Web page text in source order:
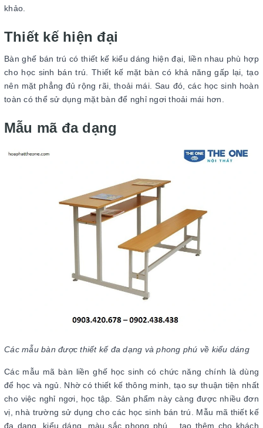
khảo.
Thiết kế hiện đại
Bàn ghế bán trú có thiết kế kiểu dáng hiện đại, liền nhau phù hợp
cho học sinh bán trú. Thiết kế mặt bàn có khả năng gấp lại, tạo
nên mặt phẳng đủ rộng rãi, thoải mái. Sau đó, các học sinh hoàn
toàn có thể sử dụng mặt bàn để nghỉ ngơi thoải mái hơn.
Mẫu mã đa dạng
Các mẫu bàn được thiết kế đa dạng và phong phú về kiểu dáng
Các mẫu mã bàn liền ghế học sinh có chức năng chính là dùng
để học và ngủ. Nhờ có thiết kế thông minh, tạo sự thuận tiện nhất
cho việc nghỉ ngơi, học tập. Sản phẩm này càng được nhiều đơn
vị, nhà trường sử dụng cho các học sinh bán trú. Mẫu mã thiết kế
đa dạng, kiểu dáng, màu sắc phong phú… tạo thêm cho khách